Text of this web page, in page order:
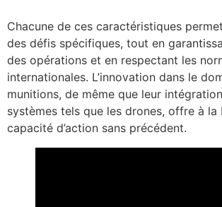
Chacune de ces caractéristiques
des défis spécifiques, tout en
des opérations et en respectant les
internationales. L’innovation dans le
munitions, de même que leur
systèmes tels que les drones, offre à la
capacité d’action sans précédent.